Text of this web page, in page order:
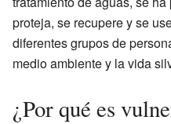
proteja, se recupere y se
diferentes grupos de
medio ambiente y la vida
¿Por qué es